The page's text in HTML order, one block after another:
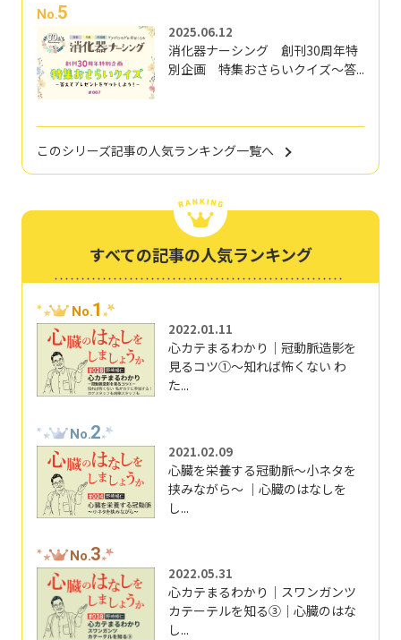
No.5
2025.06.12
消化器ナーシング 創刊30周年特
別企画 特集おさらいクイズ～答...
このシリーズ記事の人気ランキング一覧へ
すべての記事の人気ランキング
No.1
2022.01.11
心カテまるわかり｜冠動脈造影を
見るコツ①～知れば怖くない わ
た...
No.2
2021.02.09
心臓を栄養する冠動脈～小ネタを
挟みながら～ ｜心臓のはなしを
し...
No.3
2022.05.31
心カテまるわかり｜スワンガンツ
カテーテルを知る③｜心臓のはな
し...